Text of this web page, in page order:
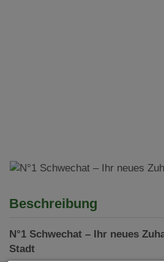
Beschreibung
N°1 Schwechat – Ihr neues
Stadt